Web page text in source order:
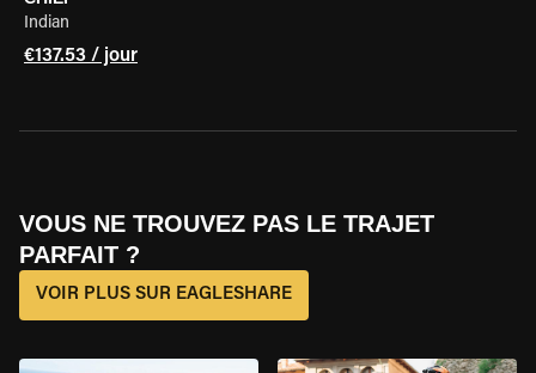
Indian
€137.53 / jour
VOUS NE TROUVEZ PAS LE TRAJET
PARFAIT ?
VOIR PLUS SUR EAGLESHARE